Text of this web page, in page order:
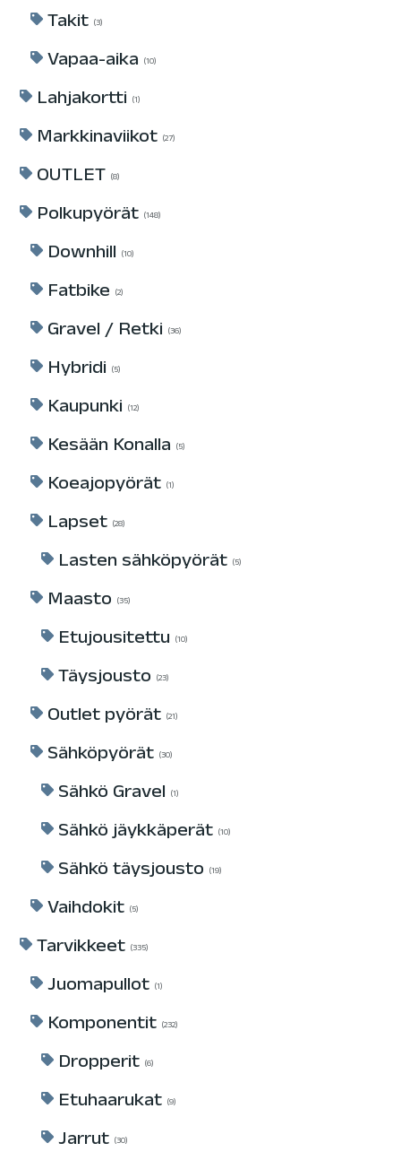
Takit 3
Vapaa-aika 10
Lahjakortti 1
Markkinaviikot 27
OUTLET 8
Polkupyörät 148
Downhill 10
Fatbike 2
Gravel / Retki 36
Hybridi 5
Kaupunki 12
Kesään Konalla 5
Koeajopyörät 1
Lapset 28
Lasten sähköpyörät 5
Maasto 35
Etujousitettu 10
Täysjousto 23
Outlet pyörät 21
Sähköpyörät 30
Sähkö Gravel 1
Sähkö jäykkäperät 10
Sähkö täysjousto 19
Vaihdokit 5
Tarvikkeet 335
Juomapullot 1
Komponentit 232
Dropperit 6
Etuhaarukat 9
Jarrut 30